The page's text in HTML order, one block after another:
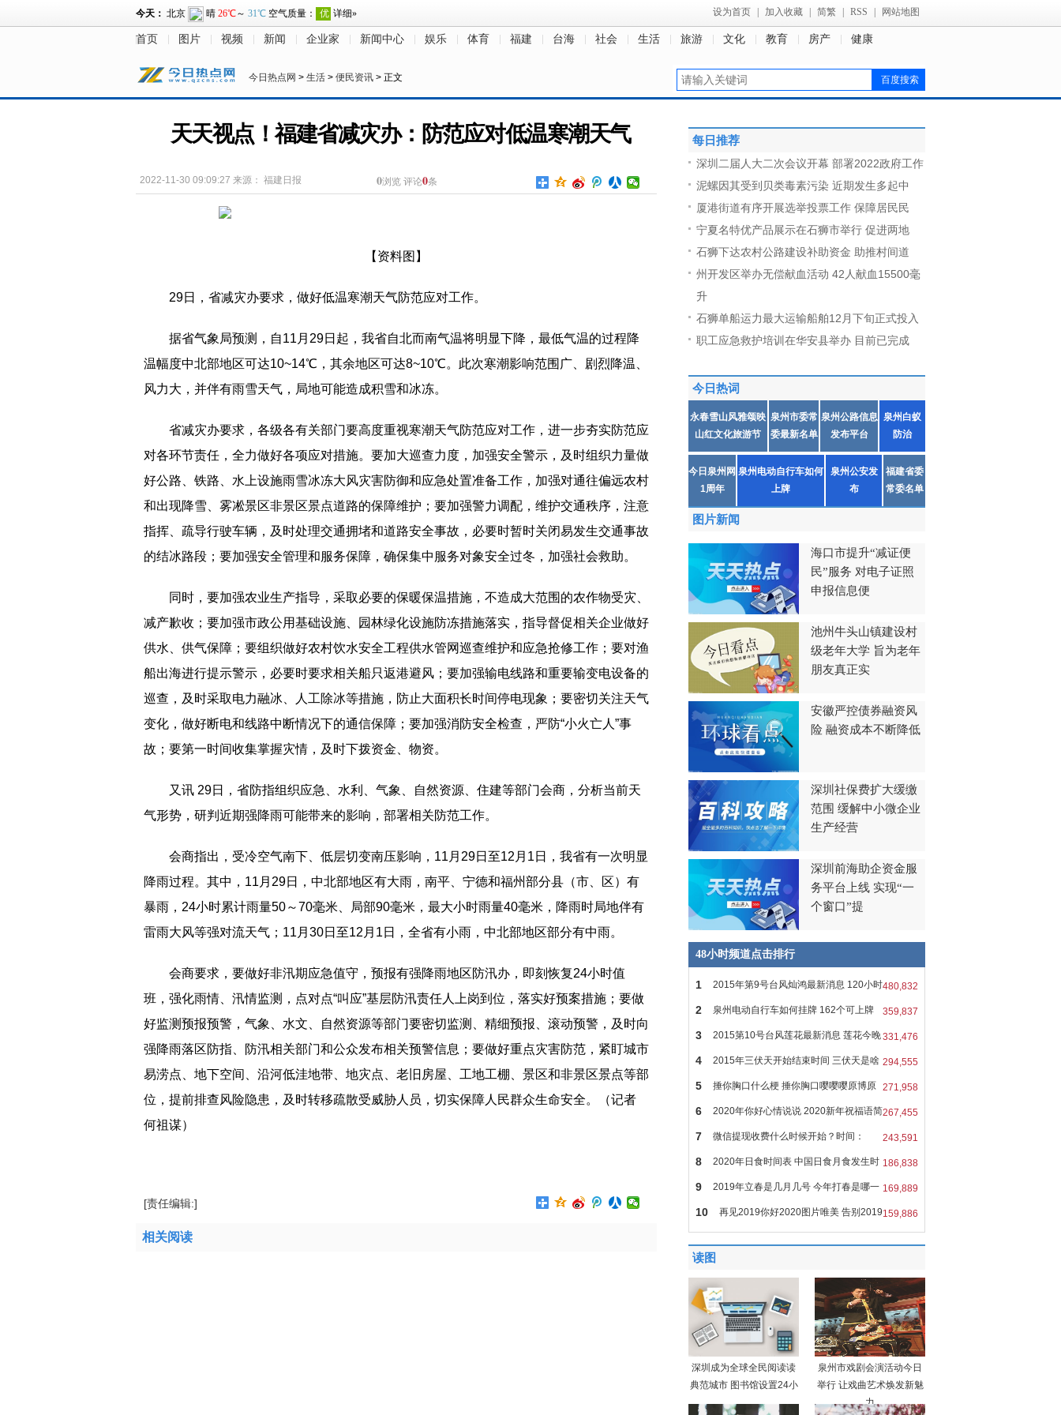
设为首页 加入收藏 简繁 RSS 网站地图
首页 图片 视频 新闻 企业家 新闻中心 娱乐 体育 福建 台海 社会 生活 旅游 文化 教育 房产 健康
今日热点网 > 生活 > 便民资讯 > 正文
天天视点！福建省减灾办：防范应对低温寒潮天气
2022-11-30 09:09:27 来源： 福建日报 0浏览 评论0条
【资料图】
29日，省减灾办要求，做好低温寒潮天气防范应对工作。
据省气象局预测，自11月29日起，我省自北而南气温将明显下降，最低气温的过程降
温幅度中北部地区可达10~14℃，其余地区可达8~10℃。此次寒潮影响范围广、剧烈降温、
风力大，并伴有雨雪天气，局地可能造成积雪和冰冻。
省减灾办要求，各级各有关部门要高度重视寒潮天气防范应对工作，进一步夯实防范应
对各环节责任，全力做好各项应对措施。要加大巡查力度，加强安全警示，及时组织力量做
好公路、铁路、水上设施雨雪冰冻大风灾害防御和应急处置准备工作，加强对通往偏远农村
和出现降雪、雾凇景区非景区景点道路的保障维护；要加强警力调配，维护交通秩序，注意
指挥、疏导行驶车辆，及时处理交通拥堵和道路安全事故，必要时暂时关闭易发生交通事故
的结冰路段；要加强安全管理和服务保障，确保集中服务对象安全过冬，加强社会救助。
同时，要加强农业生产指导，采取必要的保暖保温措施，不造成大范围的农作物受灾、
减产歉收；要加强市政公用基础设施、园林绿化设施防冻措施落实，指导督促相关企业做好
供水、供气保障；要组织做好农村饮水安全工程供水管网巡查维护和应急抢修工作；要对渔
船出海进行提示警示，必要时要求相关船只返港避风；要加强输电线路和重要输变电设备的
巡查，及时采取电力融冰、人工除冰等措施，防止大面积长时间停电现象；要密切关注天气
变化，做好断电和线路中断情况下的通信保障；要加强消防安全检查，严防“小火亡人”事
故；要第一时间收集掌握灾情，及时下拨资金、物资。
又讯 29日，省防指组织应急、水利、气象、自然资源、住建等部门会商，分析当前天
气形势，研判近期强降雨可能带来的影响，部署相关防范工作。
会商指出，受冷空气南下、低层切变南压影响，11月29日至12月1日，我省有一次明显
降雨过程。其中，11月29日，中北部地区有大雨，南平、宁德和福州部分县（市、区）有
暴雨，24小时累计雨量50～70毫米、局部90毫米，最大小时雨量40毫米，降雨时局地伴有
雷雨大风等强对流天气；11月30日至12月1日，全省有小雨，中北部地区部分有中雨。
会商要求，要做好非汛期应急值守，预报有强降雨地区防汛办，即刻恢复24小时值
班，强化雨情、汛情监测，点对点“叫应”基层防汛责任人上岗到位，落实好预案措施；要做
好监测预报预警，气象、水文、自然资源等部门要密切监测、精细预报、滚动预警，及时向
强降雨落区防指、防汛相关部门和公众发布相关预警信息；要做好重点灾害防范，紧盯城市
易涝点、地下空间、沿河低洼地带、地灾点、老旧房屋、工地工棚、景区和非景区景点等部
位，提前排查风险隐患，及时转移疏散受威胁人员，切实保障人民群众生命安全。（记者
何祖谋）
[责任编辑:]
相关阅读
每日推荐
深圳二届人大二次会议开幕 部署2022政府工作
泥螺因其受到贝类毒素污染 近期发生多起中
厦港街道有序开展选举投票工作 保障居民民
宁夏名特优产品展示在石狮市举行 促进两地
石狮下达农村公路建设补助资金 助推村间道
州开发区举办无偿献血活动 42人献血15500毫
升
石狮单船运力最大运输船舶12月下旬正式投入
职工应急救护培训在华安县举办 目前已完成
今日热词
永春雪山风雅颂映
山红文化旅游节
泉州市委常
委最新名单
泉州公路信息
发布平台
泉州白蚁
防治
今日泉州网
1周年
泉州电动自行车如何
上牌
泉州公安发
布
福建省委
常委名单
图片新闻
海口市提升“减证便
民”服务 对电子证照
申报信息便
池州牛头山镇建设村
级老年大学 旨为老年
朋友真正实
安徽严控债券融资风
险 融资成本不断降低
深圳社保费扩大缓缴
范围 缓解中小微企业
生产经营
深圳前海助企资金服
务平台上线 实现“一
个窗口”提
48小时频道点击排行
480,832
1 2015年第9号台风灿鸿最新消息 120小时
359,837
2 泉州电动自行车如何挂牌 162个可上牌
合 331,476
3 2015第10号台风莲花最新消息 莲花今晚
294,555
4 2015年三伏天开始结束时间 三伏天是啥
271,958
5 捶你胸口什么梗 捶你胸口嘤嘤嘤原博原
267,455
6 2020年你好心情说说 2020新年祝福语简
243,591
7 微信提现收费什么时候开始？时间：
2016 186,838
8 2020年日食时间表 中国日食月食发生时
169,889
9 2019年立春是几月几号 今年打春是哪一
159,886
10 再见2019你好2020图片唯美 告别2019
迎
读图
深圳成为全球全民阅读读
典范城市 图书馆设置24小
泉州市戏剧会演活动今日
举行 让戏曲艺术焕发新魅
力